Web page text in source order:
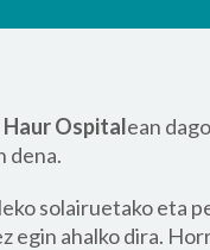
Haur Ospitalean
dena.
solairuetako eta
egin ahalko dira.